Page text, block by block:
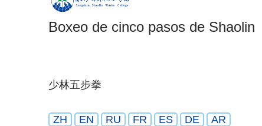
Boxeo de cinco pasos de Shaolin
少林五步拳
ZH EN RU FR ES DE AR